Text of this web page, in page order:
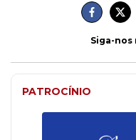
Siga-nos
PATROCÍNIO